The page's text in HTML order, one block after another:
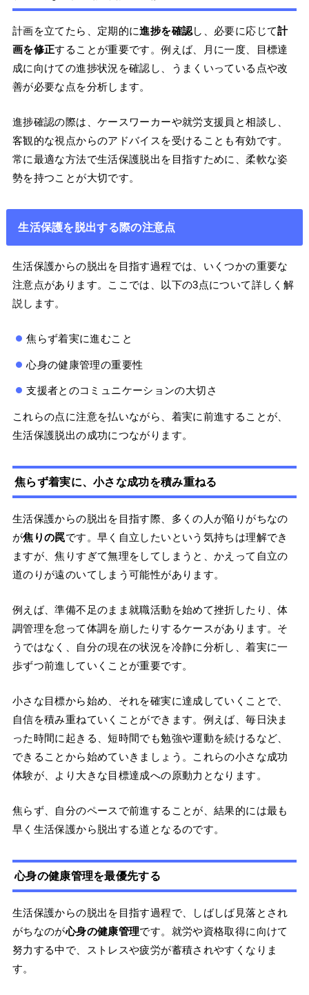
計画を立てたら、定期的に進捗を確認し、必要に応じて計
画を修正することが重要です。例えば、月に一度、目標達
成に向けての進捗状況を確認し、うまくいっている点や改
善が必要な点を分析します。
進捗確認の際は、ケースワーカーや就労支援員と相談し、
客観的な視点からのアドバイスを受けることも有効です。
常に最適な方法で生活保護脱出を目指すために、柔軟な姿
勢を持つことが大切です。
生活保護を脱出する際の注意点
生活保護からの脱出を目指す過程では、いくつかの重要な
注意点があります。ここでは、以下の3点について詳しく解
説します。
焦らず着実に進むこと
心身の健康管理の重要性
支援者とのコミュニケーションの大切さ
これらの点に注意を払いながら、着実に前進することが、
生活保護脱出の成功につながります。
焦らず着実に、小さな成功を積み重ねる
生活保護からの脱出を目指す際、多くの人が陥りがちなの
が焦りの罠です。早く自立したいという気持ちは理解でき
ますが、焦りすぎて無理をしてしまうと、かえって自立の
道のりが遠のいてしまう可能性があります。
例えば、準備不足のまま就職活動を始めて挫折したり、体
調管理を怠って体調を崩したりするケースがあります。そ
うではなく、自分の現在の状況を冷静に分析し、着実に一
歩ずつ前進していくことが重要です。
小さな目標から始め、それを確実に達成していくことで、
自信を積み重ねていくことができます。例えば、毎日決ま
った時間に起きる、短時間でも勉強や運動を続けるなど、
できることから始めていきましょう。これらの小さな成功
体験が、より大きな目標達成への原動力となります。
焦らず、自分のペースで前進することが、結果的には最も
早く生活保護から脱出する道となるのです。
心身の健康管理を最優先する
生活保護からの脱出を目指す過程で、しばしば見落とされ
がちなのが心身の健康管理です。就労や資格取得に向けて
努力する中で、ストレスや疲労が蓄積されやすくなりま
す。